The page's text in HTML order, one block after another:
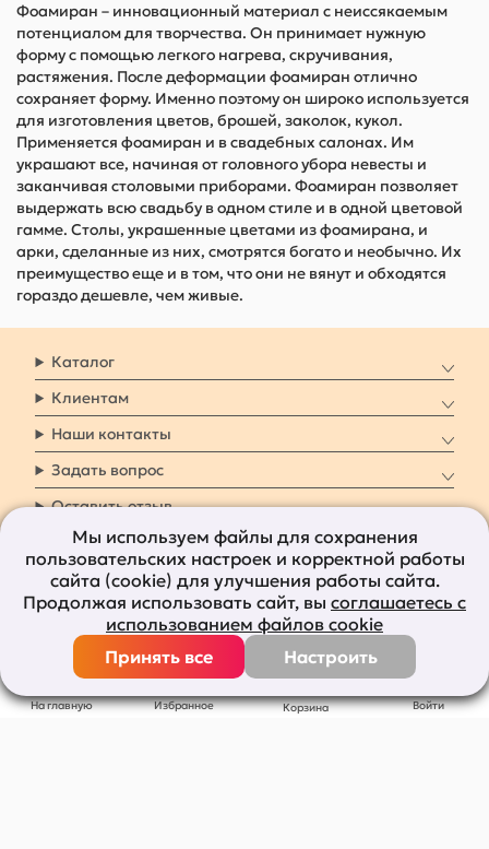
На главную Избранное Корзина Войти
Фоамиран – инновационный материал с неиссякаемым
потенциалом для творчества. Он принимает нужную
форму с помощью легкого нагрева, скручивания,
растяжения. После деформации фоамиран отлично
сохраняет форму. Именно поэтому он широко используется
для изготовления цветов, брошей, заколок, кукол.
Применяется фоамиран и в свадебных салонах. Им
украшают все, начиная от головного убора невесты и
заканчивая столовыми приборами. Фоамиран позволяет
выдержать всю свадьбу в одном стиле и в одной цветовой
гамме. Столы, украшенные цветами из фоамирана, и
арки, сделанные из них, смотрятся богато и необычно. Их
преимущество еще и в том, что они не вянут и обходятся
гораздо дешевле, чем живые.
Каталог
Клиентам
Наши контакты
Задать вопрос
Оставить отзыв
8 800 7009 161 Заказать звонок
Наши социальные
сети
Все права защищены © 2011-2026bolshepodarkov.ru
Мы используем файлы для сохранения
пользовательских настроек и корректной работы
сайта (cookie) для улучшения работы сайта.
Продолжая использовать сайт, вы соглашаетесь с
использованием файлов cookie
Принять все
Настроить